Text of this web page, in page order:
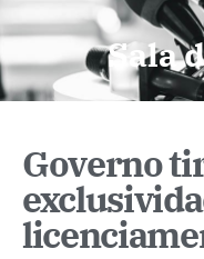
Sala
Governo